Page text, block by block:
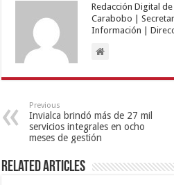
Redacción Digital
Carabobo |
Información |
Previous
Invialca brindó más de 27 mil
servicios integrales en ocho
meses de gestión
Related Articles